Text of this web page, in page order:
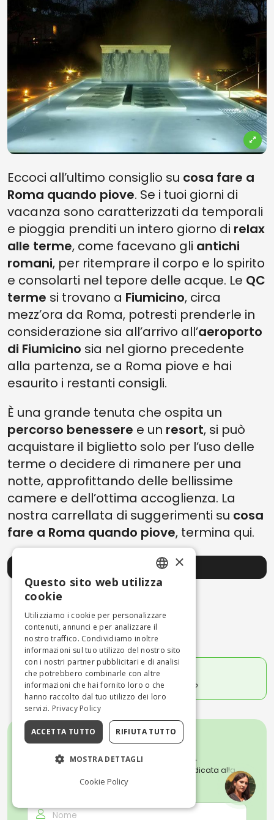
Eccoci all’ultimo consiglio su cosa fare a
Roma quando piove. Se i tuoi giorni di
vacanza sono caratterizzati da temporali
e pioggia prenditi un intero giorno di relax
alle terme, come facevano gli antichi
romani, per ritemprare il corpo e lo spirito
e consolarti nel tepore delle acque. Le QC
terme si trovano a Fiumicino, circa
mezz’ora da Roma, potresti prenderle in
considerazione sia all’arrivo all’aeroporto
di Fiumicino sia nel giorno precedente
alla partenza, se a Roma piove e hai
esaurito i restanti consigli.
È una grande tenuta che ospita un
percorso benessere e un resort, si può
acquistare il biglietto solo per l’uso delle
terme o decidere di rimanere per una
notte, approfittando delle bellissime
camere e dell’ottima accoglienza. La
nostra carrellata di suggerimenti su cosa
fare a Roma quando piove, termina qui.
Scopri di più
L'autore
Scritto il 12/12/2023
CHIARASTELLA CAMPANELLI
Sognatrice, scrittrice, amante del bello
Iscriviti alla nostra Newsletter settimanale dedicata alla
cultura, all'arte e alle tradizioni italiane.
ENGLISH
ITALIAN
×
Questo sito web utilizza
cookie
Utilizziamo i cookie per personalizzare
contenuti, annunci e per analizzare il
nostro traffico. Condividiamo inoltre
informazioni sul tuo utilizzo del nostro sito
con i nostri partner pubblicitari e di analisi
che potrebbero combinarle con altre
informazioni che hai fornito loro o che
hanno raccolto dal tuo utilizzo dei loro
servizi. Privacy Policy
ACCETTA TUTTO RIFIUTA TUTTO
MOSTRA DETTAGLI
Cookie Policy